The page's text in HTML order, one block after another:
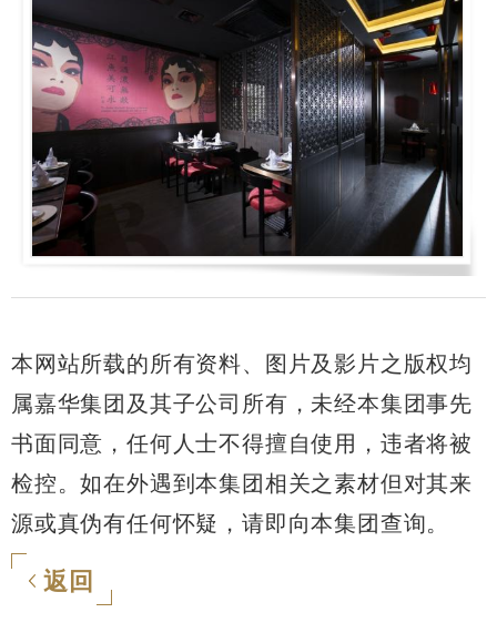
本网站所载的所有资料、图片及影片之版权均
属嘉华集团及其子公司所有，未经本集团事先
书面同意，任何人士不得擅自使用，违者将被
检控。如在外遇到本集团相关之素材但对其来
源或真伪有任何怀疑，请即向本集团查询。
返回